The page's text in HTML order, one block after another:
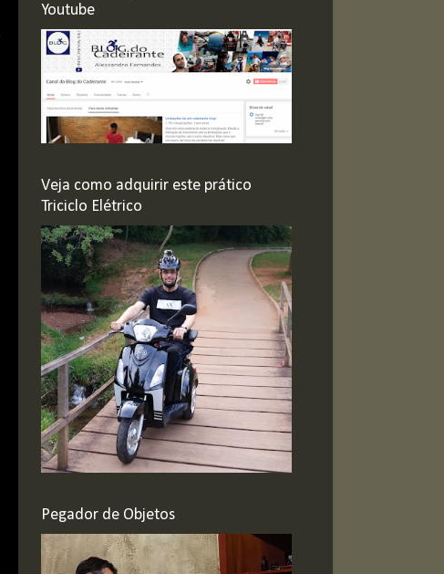
Youtube
Veja como adquirir este prático
Triciclo Elétrico
Pegador de Objetos